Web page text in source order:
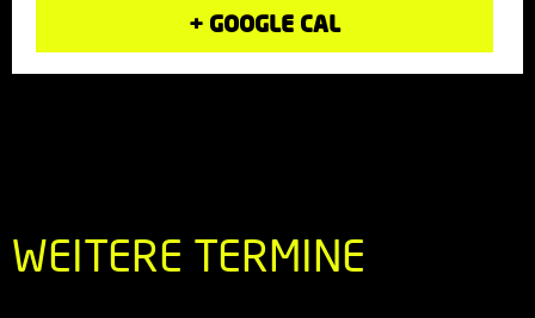
+ GOOGLE CAL
WEITERE TERMINE